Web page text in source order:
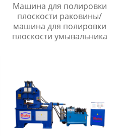
Машина для полировки
плоскости раковины/
машина для полировки
плоскости умывальника